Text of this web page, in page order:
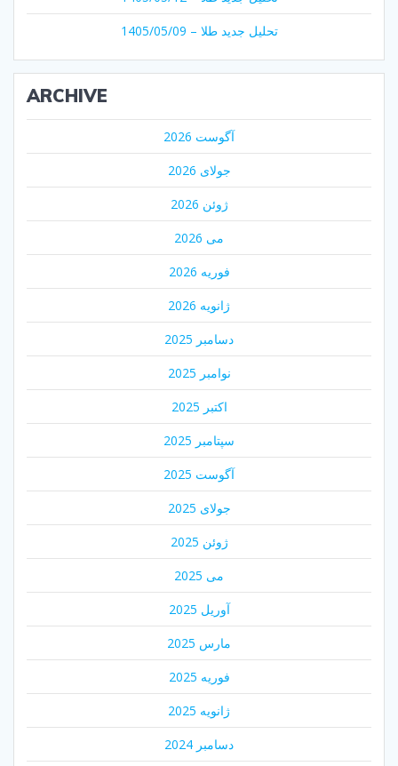
تحلیل جدید طلا – 1405/05/09
ARCHIVE
آگوست 2026
جولای 2026
ژوئن 2026
می 2026
فوریه 2026
ژانویه 2026
دسامبر 2025
نوامبر 2025
اکتبر 2025
سپتامبر 2025
آگوست 2025
جولای 2025
ژوئن 2025
می 2025
آوریل 2025
مارس 2025
فوریه 2025
ژانویه 2025
دسامبر 2024